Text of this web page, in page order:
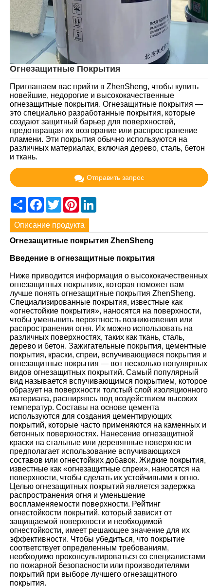
Огнезащитные Покрытия
Приглашаем вас прийти в ZhenSheng, чтобы купить
новейшие, недорогие и высококачественные
огнезащитные покрытия. Огнезащитные покрытия —
это специально разработанные покрытия, которые
создают защитный барьер для поверхностей,
предотвращая их возгорание или распространение
пламени. Эти покрытия обычно используются на
различных материалах, включая дерево, сталь, бетон
и ткань.
Отправить запрос
ShareFacebook
TwitterPinterest
Описание продукта
Огнезащитные покрытия ZhenSheng
Введение в огнезащитные покрытия
Ниже приводится информация о высококачественных
огнезащитных покрытиях, которая поможет вам
лучше понять огнезащитные покрытия ZhenSheng.
Специализированные покрытия, известные как
«огнестойкие покрытия», наносятся на поверхности,
чтобы уменьшить вероятность возникновения или
распространения огня. Их можно использовать на
различных поверхностях, таких как ткань, сталь,
дерево и бетон. Зажигательные покрытия, цементные
покрытия, краски, спреи, вспучивающиеся покрытия и
огнезащитные покрытия — вот несколько популярных
видов огнезащитных покрытий. Самый популярный
вид называется вспучивающимся покрытием, которое
образует на поверхности толстый слой изоляционного
материала, расширяясь под воздействием высоких
температур. Составы на основе цемента
используются для создания цементирующих
покрытий, которые часто применяются на каменных и
бетонных поверхностях. Нанесение огнезащитной
краски на стальные или деревянные поверхности
предполагает использование вспучивающихся
составов или огнестойких добавок. Жидкие покрытия,
известные как «огнезащитные спреи», наносятся на
поверхности, чтобы сделать их устойчивыми к огню.
Целью огнезащитных покрытий является задержка
распространения огня и уменьшение
воспламеняемости поверхности. Рейтинг
огнестойкости покрытий, который зависит от
защищаемой поверхности и необходимой
огнестойкости, имеет решающее значение для их
эффективности. Чтобы убедиться, что покрытие
соответствует определенным требованиям,
необходимо проконсультироваться со специалистами
по пожарной безопасности или производителями
покрытий при выборе лучшего огнезащитного
покрытия.